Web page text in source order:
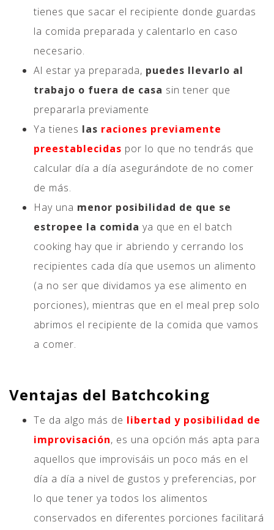
tienes que sacar el recipiente donde guardas
la comida preparada y calentarlo en caso
necesario.
Al estar ya preparada, puedes llevarlo al
trabajo o fuera de casa sin tener que
prepararla previamente
Ya tienes las raciones previamente
preestablecidas por lo que no tendrás que
calcular día a día asegurándote de no comer
de más.
Hay una menor posibilidad de que se
estropee la comida ya que en el batch
cooking hay que ir abriendo y cerrando los
recipientes cada día que usemos un alimento
(a no ser que dividamos ya ese alimento en
porciones), mientras que en el meal prep solo
abrimos el recipiente de la comida que vamos
a comer.
Ventajas del Batchcoking
Te da algo más de libertad y posibilidad de
improvisación, es una opción más apta para
aquellos que improvisáis un poco más en el
día a día a nivel de gustos y preferencias, por
lo que tener ya todos los alimentos
conservados en diferentes porciones facilitará